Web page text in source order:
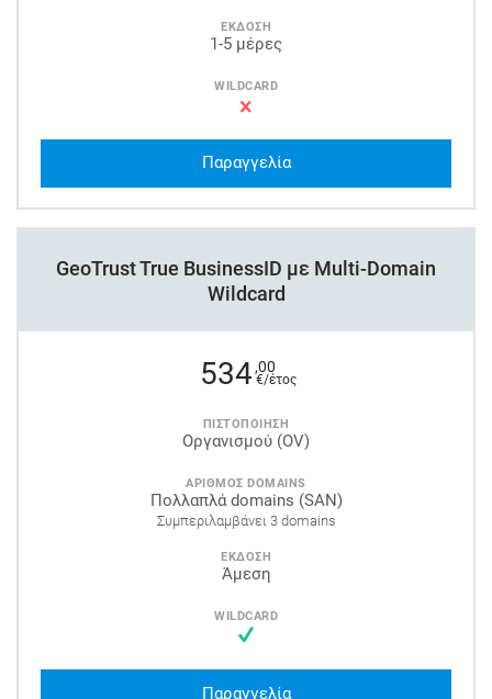
ΕΚΔΟΣΗ
1-5 μέρες
WILDCARD
Παραγγελία
GeoTrust True BusinessID με Multi-Domain
Wildcard
534,00
€/έτος
ΠΙΣΤΟΠΟΙΗΣΗ
Οργανισμού (OV)
ΑΡΙΘΜΟΣ DOMAINS
Πολλαπλά domains (SAN)
Συμπεριλαμβάνει 3 domains
ΕΚΔΟΣΗ
Άμεση
WILDCARD
Παραγγελία